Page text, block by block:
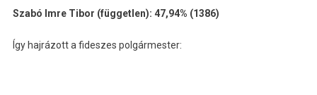
Szabó Imre Tibor (független): 47,94% (1386)
Így hajrázott a fideszes polgármester: